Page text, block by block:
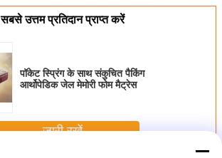
सबसे उत्तम प्रतिदान प्राप्त करें
पॉकेट स्प्रिंग के साथ संकुचित पैकिंग
आर्थोपेडिक जेल मेमोरी फोम मैट्रेस
जारी रखें